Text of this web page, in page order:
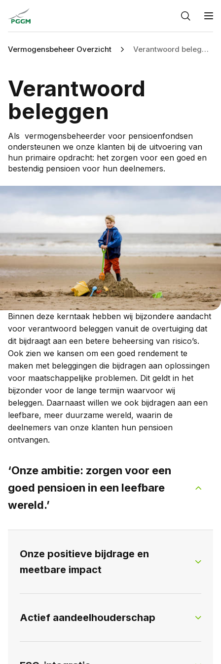
Home
Vermogensbeheer Overzicht Verantwoord beleggen
Verantwoord
beleggen
Als vermogensbeheerder voor pensioenfondsen
ondersteunen we onze klanten bij de uitvoering van
hun primaire opdracht: het zorgen voor een goed en
bestendig pensioen voor hun deelnemers.
Binnen deze kerntaak hebben wij bijzondere aandacht
voor verantwoord beleggen vanuit de overtuiging dat
dit bijdraagt aan een betere beheersing van risico’s.
Ook zien we kansen om een goed rendement te
maken met beleggingen die bijdragen aan oplossingen
voor maatschappelijke problemen. Dit geldt in het
bijzonder voor de lange termijn waarvoor wij
beleggen. Daarnaast willen we ook bijdragen aan een
leefbare, meer duurzame wereld, waarin de
deelnemers van onze klanten hun pensioen
ontvangen.
‘Onze ambitie: zorgen voor een
goed pensioen in een leefbare
wereld.’
Onze positieve bijdrage en
meetbare impact
Als wereldwijde belegger richten we ons op het
behalen van sterke financiële rendementen,
portefeuille steeds meer in lijn met de Duurzame
Actief aandeelhouderschap
ls lange-termijn belegger is PGGM